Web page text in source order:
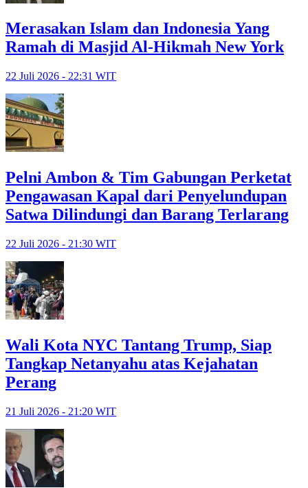
Merasakan Islam dan Indonesia Yang
Ramah di Masjid Al-Hikmah New York
22 Juli 2026 - 22:31 WIT
Pelni Ambon & Tim Gabungan Perketat
Pengawasan Kapal dari Penyelundupan
Satwa Dilindungi dan Barang Terlarang
22 Juli 2026 - 21:30 WIT
Wali Kota NYC Tantang Trump, Siap
Tangkap Netanyahu atas Kejahatan
Perang
21 Juli 2026 - 21:20 WIT